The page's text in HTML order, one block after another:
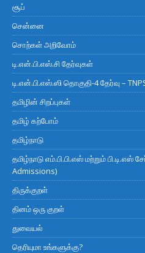
சூப்
சென்னை
சொற்கள் அறிவோம்
டி.என்.பி.எஸ்.சி தேர்வுகள்
டி.என்.பி.எஸ்.ஸி தொகுதி-4 தேர்வு –
தமிழின் சிறப்புகள்
தமிழ் கற்போம்
தமிழ்நாடு
தமிழ்நாடு எம்.பி.பி.எஸ் மற்றும்
Admissions)
திருக்குறள்
தினம் ஒரு குறள்
துவையல்
தெரியுமா உங்களுக்கு?